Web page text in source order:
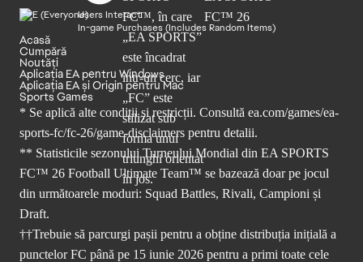
Users Interact
In-game Purchases (Includes Random Items)
Acasă
Cumpără
Noutăți
Aplicația EA pentru Windows
Aplicația EA și Origin pentru Mac
Sports Games
* Se aplică alte condiții și restricții. Consultă ea.com/games/ea-
sports-fc/fc-26/game-disclaimers pentru detalii.
** Statisticile sezonului Turneului Mondial din EA SPORTS
FC™ 26 Football Ultimate Team™ se bazează doar pe jocul
din următoarele moduri: Squad Battles, Rivali, Campioni și
Draft.
††Trebuie să parcurgi pașii pentru a obține distribuția inițială a
punctelor FC până pe 15 iunie 2026 pentru a primi toate cele